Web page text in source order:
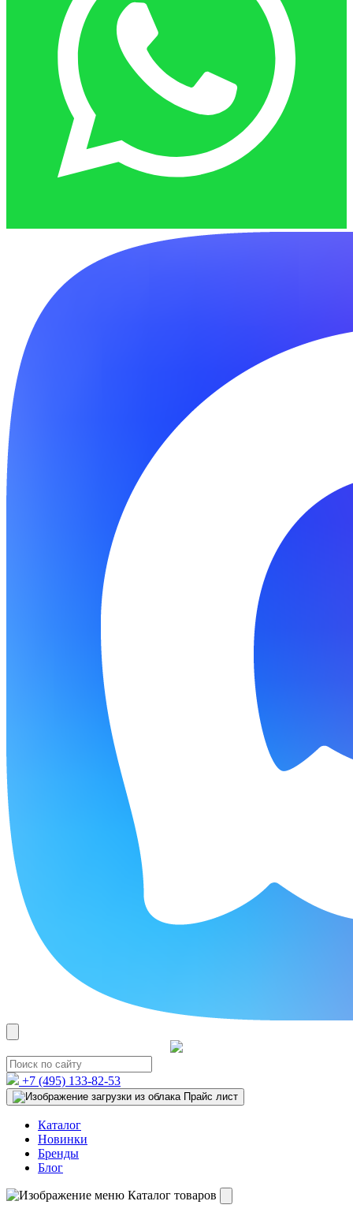
+7 (495) 133-82-53
Прайс лист
Каталог
Новинки
Бренды
Блог
Каталог товаров